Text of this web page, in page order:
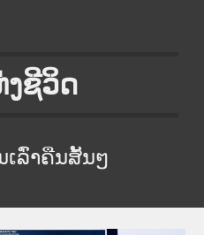
ງຊີວິດ
ເລົ່າຄືນສັ້ນໆ